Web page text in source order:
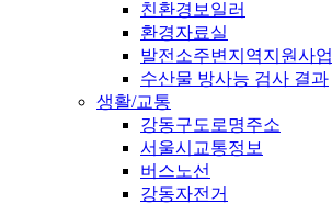
친환경보일러
환경자료실
발전소주변지역지원사업
수산물 방사능 검사 결과
생활/교통
강동구도로명주소
서울시교통정보
버스노선
강동자전거